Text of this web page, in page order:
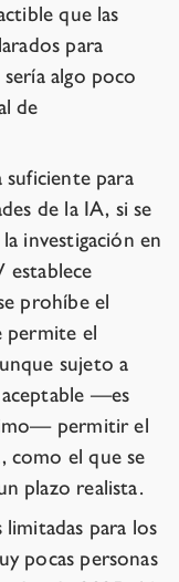
que las
para
algo poco
de
suficiente para
de la IA, si se
investigación en
prohíbe el
permite el
sujeto a
—es
permitir el
como el que se
plazo realista.
para los
pocas personas